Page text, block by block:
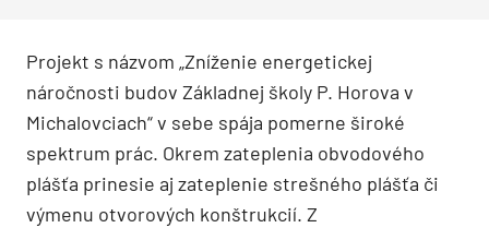
Projekt s názvom „Zníženie energetickej
náročnosti budov Základnej školy P. Horova v
Michalovciach“ v sebe spája pomerne široké
spektrum prác. Okrem zateplenia obvodového
plášťa prinesie aj zateplenie strešného plášťa či
výmenu otvorových konštrukcií. Z